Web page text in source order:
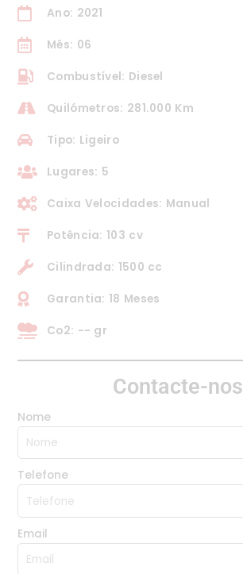
Ano: 2021
Mês: 06
Combustível: Diesel
Quilómetros: 281.000 Km
Tipo: Ligeiro
Lugares: 5
Caixa Velocidades: Manual
Potência: 103 cv
Cilindrada: 1500 cc
Garantia: 18 Meses
Co2: -- gr
Contacte-nos
Nome
Telefone
Email